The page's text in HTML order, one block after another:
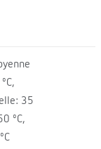
35
ºC,